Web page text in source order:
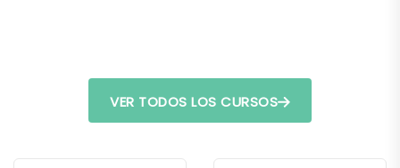
VER TODOS LOS CURSOS